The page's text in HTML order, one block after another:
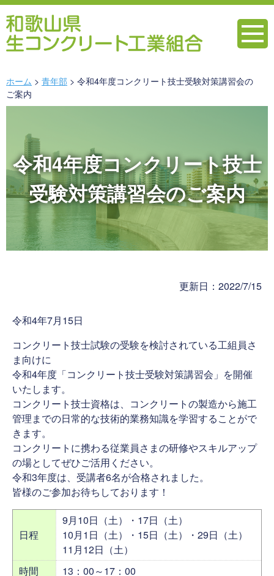
ホーム 青年部
令和4年度コンクリート技士受験対策講習会の
ご案内
令和4年度コンクリート技士
受験対策講習会のご案内
更新日：2022/7/15
令和4年7月15日
コンクリート技士試験の受験を検討されている工組員さ
ま向けに
令和4年度「コンクリート技士受験対策講習会」を開催
いたします。
コンクリート技士資格は、コンクリートの製造から施工
管理までの日常的な技術的業務知識を学習することがで
きます。
コンクリートに携わる従業員さまの研修やスキルアップ
の場としてぜひご活用ください。
令和3年度は、受講者6名が合格されました。
皆様のご参加お待ちしております！
日程
9月10日（土）・17日（土）
10月1日（土）・15日（土）・29日（土）
11月12日（土）
時間
13：00～17：00